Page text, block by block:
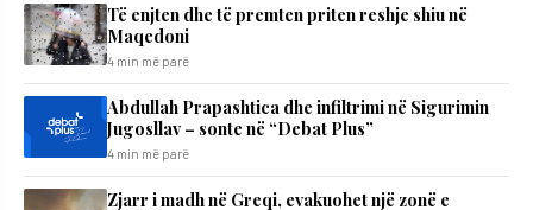
Të enjten dhe të premten priten reshje shiu në
Maqedoni
4 min më parë
Abdullah Prapashtica dhe infiltrimi në Sigurimin
Jugosllav – sonte në “Debat Plus”
4 min më parë
Zjarr i madh në Greqi, evakuohet një zonë e